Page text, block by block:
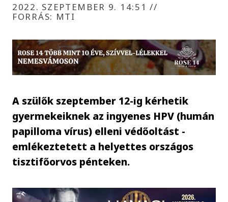
2022. SZEPTEMBER 9. 14:51//
FORRÁS: MTI
A szülők szeptember 12-ig kérhetik
gyermekeiknek az ingyenes HPV (humán
papilloma vírus) elleni védőoltást -
emlékeztetett a helyettes országos
tisztifőorvos pénteken.